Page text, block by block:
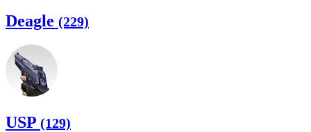
Deagle (229)
USP (129)